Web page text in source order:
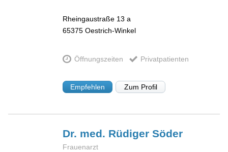
Rheingaustraße 13 a
65375 Oestrich-Winkel
Öffnungszeiten Privatpatienten
Empfehlen Zum Profil
Dr. med. RüdigerSöder
Frauenarzt